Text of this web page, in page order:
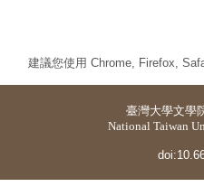
建議您使用 Chrome, Firefox,
臺灣大學文學
National Taiwan